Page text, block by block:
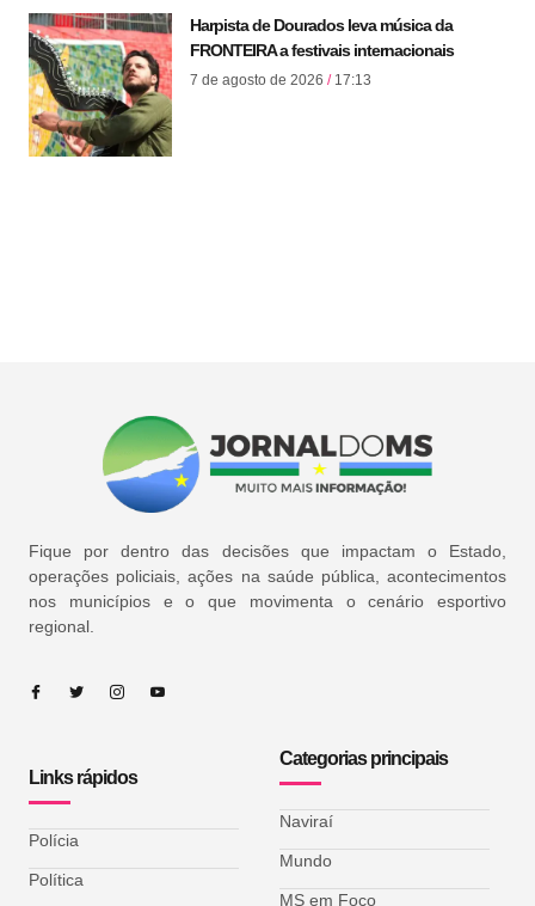
Harpista de Dourados leva música da
FRONTEIRA a festivais internacionais
7 de agosto de 2026 17:13
Fique por dentro das decisões que impactam o Estado,
operações policiais, ações na saúde pública, acontecimentos
nos municípios e o que movimenta o cenário esportivo
regional.
Links rápidos
Polícia
Política
Categorias principais
Naviraí
Mundo
MS em Foco